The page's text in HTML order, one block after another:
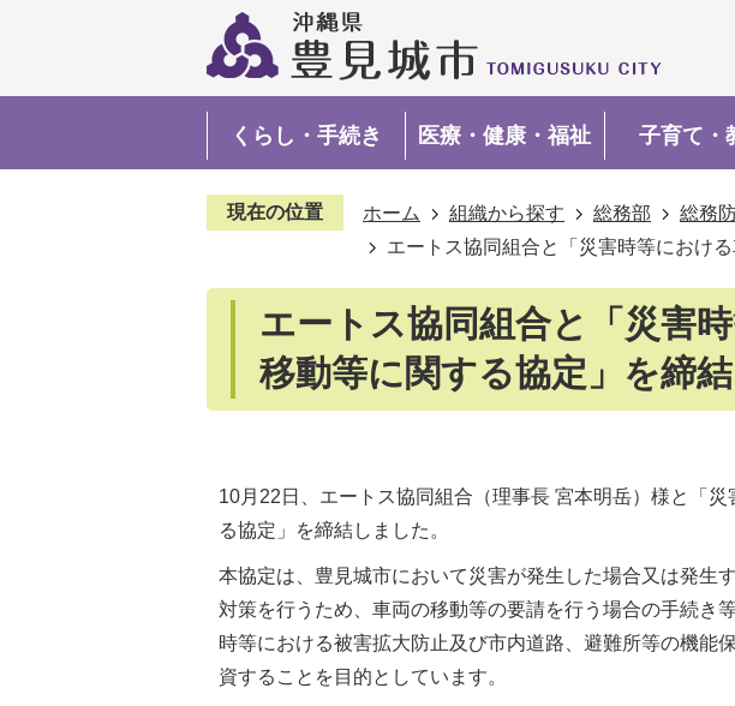
くらし・手続き 医療・健康・福祉 子育て・
現在の位置 ホーム 組織から探す 総務部 総務
エートス協同組合と「災害時等におけ
エートス協同組合と「災害
移動等に関する協定」を締結
10月22日、エートス協同組合（理事長 宮本明岳）様と「
る協定」を締結しました。
本協定は、豊見城市において災害が発生した場合又は発生
対策を行うため、車両の移動等の要請を行う場合の手続き
時等における被害拡大防止及び市内道路、避難所等の機能
資することを目的としています。